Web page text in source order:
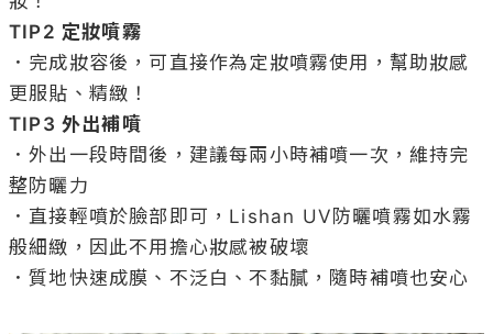
TIP2 定妝噴霧
．完成妝容後，可直接作為定妝噴霧使用，幫助妝感
TIP3 外出補噴
．外出一段時間後，建議每兩小時補噴一次，維持完
整防曬力
．直接輕噴於臉部即可，Lishan UV防曬噴霧如水霧
般細緻，因此不用擔心妝感被破壞
．質地快速成膜、不泛白、不黏膩，隨時補噴也安心